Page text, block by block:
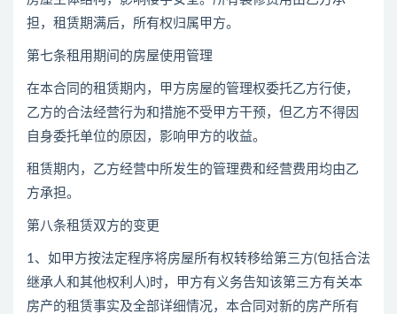
担，租赁期满后，所有权归属甲方。
第七条租用期间的房屋使用管理
在本合同的租赁期内，甲方房屋的管理权委托乙方行使，
乙方的合法经营行为和措施不受甲方干预，但乙方不得因
自身委托单位的原因，影响甲方的收益。
租赁期内，乙方经营中所发生的管理费和经营费用均由乙
方承担。
第八条租赁双方的变更
1、如甲方按法定程序将房屋所有权转移给第三方(包括合法
继承人和其他权利人)时，甲方有义务告知该第三方有关本
房产的租赁事实及全部详细情况，本合同对新的房产所有